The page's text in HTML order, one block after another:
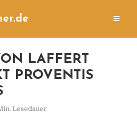
LAFFERT
PROVENTIS
Lesedauer